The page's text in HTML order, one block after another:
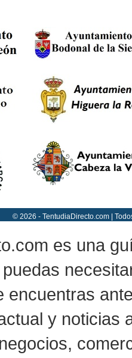
© 2026 - TentudiaDirecto.com |
es una
encuentras
y noticias